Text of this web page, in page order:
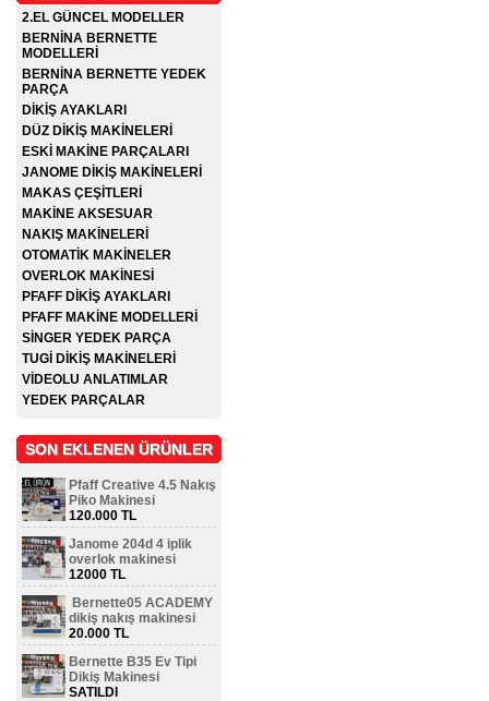
2.EL GÜNCEL MODELLER
BERNİNA BERNETTE
MODELLERİ
BERNİNA BERNETTE YEDEK
PARÇA
DİKİŞ AYAKLARI
DÜZ DİKİŞ MAKİNELERİ
ESKİ MAKİNE PARÇALARI
JANOME DİKİŞ MAKİNELERİ
MAKAS ÇEŞİTLERİ
MAKİNE AKSESUAR
NAKIŞ MAKİNELERİ
OTOMATİK MAKİNELER
OVERLOK MAKİNESİ
PFAFF DİKİŞ AYAKLARI
PFAFF MAKİNE MODELLERİ
SİNGER YEDEK PARÇA
TUGİ DİKİŞ MAKİNELERİ
VİDEOLU ANLATIMLAR
YEDEK PARÇALAR
SON EKLENEN ÜRÜNLER
Pfaff Creative 4.5 Nakış
Piko Makinesi
120.000 TL
Janome 204d 4 iplik
overlok makinesi
12000 TL
Bernette05 ACADEMY
dikiş nakış makinesi
20.000 TL
Bernette B35 Ev Tipi
Dikiş Makinesi
SATILDI